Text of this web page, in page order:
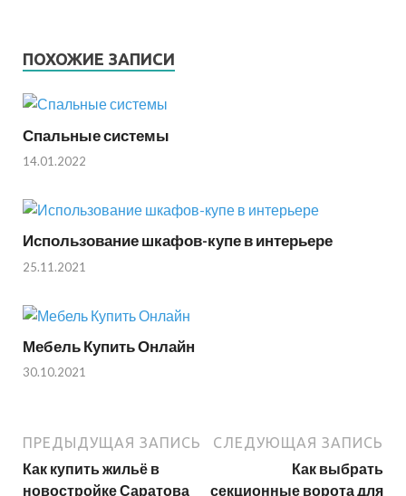
ПОХОЖИЕ ЗАПИСИ
Спальные системы
14.01.2022
Использование шкафов-купе в интерьере
25.11.2021
Мебель Купить Онлайн
30.10.2021
ПРЕДЫДУЩАЯ ЗАПИСЬ
Как купить жильё в
новостройке Саратова
СЛЕДУЮЩАЯ ЗАПИСЬ
Как выбрать
секционные ворота для